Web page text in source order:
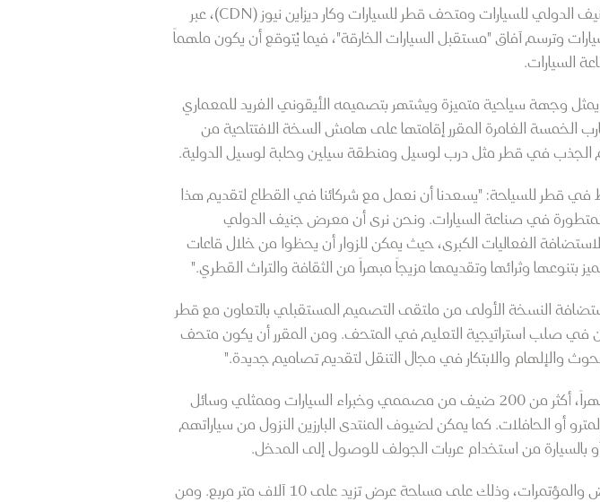
ينطلق "ملتقى التصميم المستقبلي" الذي تنظمه قطر للسياحة ومعرض جنيف الدولي للسيارات ومتحف قطر للسيارات وكار ديزاين نيوز (CDN)، عبر
وترسم آفاق "مستقبل السيارات الخارقة"، فيما يُتوقع أن يكون ملهماً
السيارات.
قطر الوطني، الذي يمثل وجهة سياحية متميزة ويشتهر بتصميمه الأيقوني الفريد للمعماري
الخمسة الغامرة المقرر إقامتها على هامش السخة الافتتاحية من
في قطر مثل درب لوسيل ومنطقة سيلين وحلبة لوسيل الدولية.
قطر للسياحة: "يسعدنا أن نعمل مع شركائنا في القطاع لتقديم هذا
في صناعة السيارات. ونحن نرى أن معرض جنيف الدولي
الفعاليات الكبرى، حيث يمكن للزوار أن يحظوا من خلال قاعات
بتنوعها وثرائها وتقديمها مزيجاً مبهراً من الثقافة والتراث القطري."
استضافة النسخة الأولى من ملتقى التصميم المستقبلي بالتعاون مع قطر
في صلب استراتيجية التعليم في المتحف. ومن المقرر أن يكون متحف
والإلهام والابتكار في مجال التنقل لتقديم تصاميم جديدة."
ويستقطب المنتدى الذي تنطلق أعماله من الساعة 9 صباحاً إلى الساعة 2 ظهراً، أكثر من 200 ضيف من مصممي وخبراء السيارات وممثلي وسائل
أو الحافلات. كما يمكن لضيوف المنتدى البارزين النزول من سياراتهم
بالسيارة من استخدام عربات الجولف للوصول إلى المدخل.
ويقام معرض جنيف الدولي للسيارات قطر 2023، في مركز الدوحة للمعارض والمؤتمرات، وذلك على مساحة عرض تزيد على 10 آلاف متر مربع. ومن